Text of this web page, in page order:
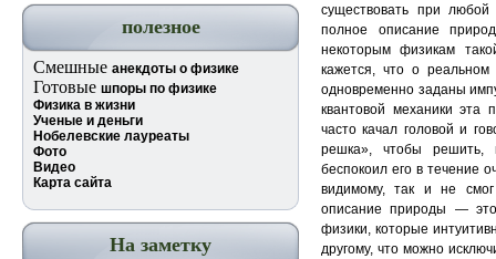
полезное
Смешные анекдоты о физике
Готовые шпоры по физике
Физика в жизни
Ученые и деньги
Нобелевские лауреаты
Фото
Видео
Карта сайта
На заметку
существовать при
полное описание
некоторым физикам
кажется, что о реальном
одновременно заданы
квантовой механики эта
часто качал головой и
решка», чтобы решить,
беспокоил его в течение
видимому, так и не
описание природы —
физики, которые
другому, что можно